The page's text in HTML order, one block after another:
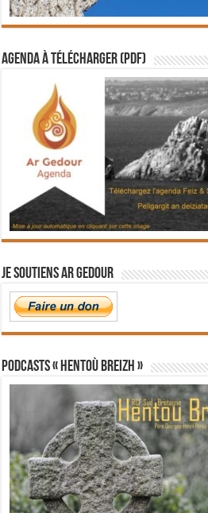
Agenda à télécharger (PDF)
Je soutiens Ar Gedour
PODCASTS « Hentoù Breizh »